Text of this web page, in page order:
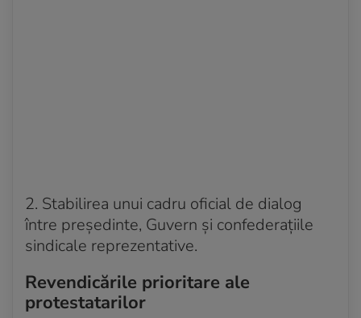
2. Stabilirea unui cadru oficial de dialog
între președinte, Guvern și confederațiile
sindicale reprezentative.
Revendicările prioritare ale
protestatarilor